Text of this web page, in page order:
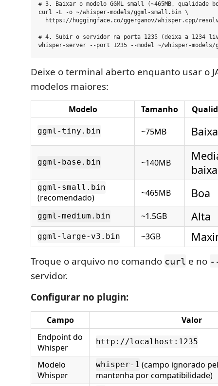
# 3. Baixar o modelo GGML small (~465MB, qualidade
curl -L -o ~/whisper-models/ggml-small.bin \
https://huggingface.co/ggerganov/whisper.cpp/
# 4. Subir o servidor na porta 1235 (deixa a 1234
Deixe o terminal aberto enquanto usar o
modelos maiores:
Modelo Tamanho
ggml-tiny.bin ~75MB Baixa
ggml-base.bin ~140MB
baixa
ggml-small.bin
(recomendado) ~465MB Boa
ggml-medium.bin ~1.5GB Alta
ggml-large-v3.bin ~3GB
Troque o arquivo no comando curl e no
servidor.
Configurar no plugin:
Campo
Valor
Endpoint do
Whisper
http://localhost:1235
Modelo
Whisper
whisper-1 (campo ignorado
mantenha por compatibilidade)